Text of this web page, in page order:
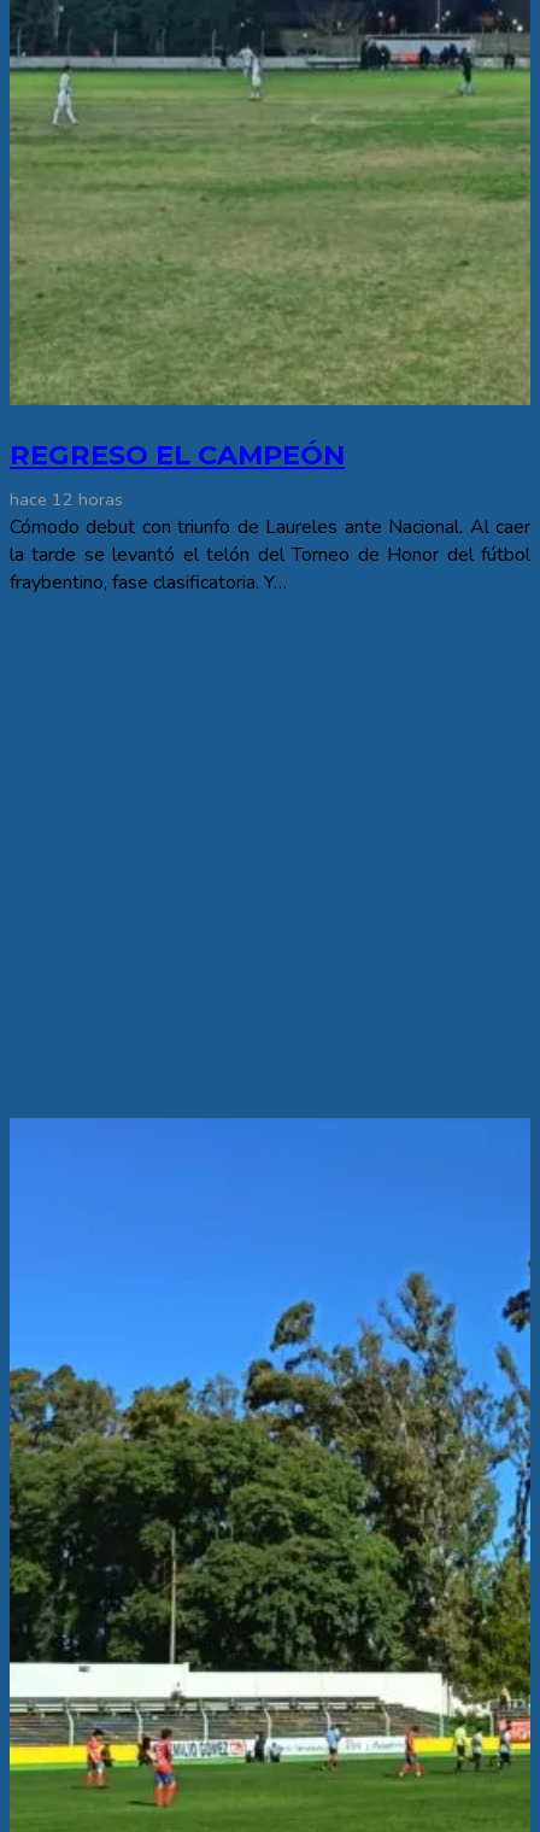
REGRESO EL CAMPEÓN
hace 12 horas
Cómodo debut con triunfo de Laureles ante Nacional. Al caer
la tarde se levantó el telón del Torneo de Honor del fútbol
fraybentino, fase clasificatoria. Y…